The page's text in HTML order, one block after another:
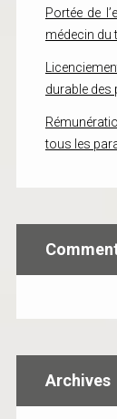
Portée de
médecin du
durable des
tous les
Archives